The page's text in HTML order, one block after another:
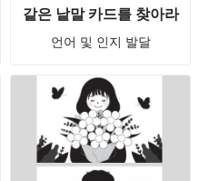
같은 낱말 카드를 찾아라
언어 및 인지 발달